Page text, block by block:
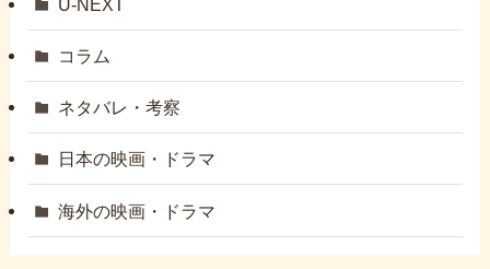
U-NEXT
コラム
ネタバレ・考察
日本の映画・ドラマ
海外の映画・ドラマ